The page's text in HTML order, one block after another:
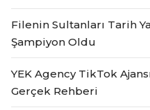
Filenin Sultanları Tarih
Şampiyon Oldu
YEK Agency TikTok
Gerçek Rehberi